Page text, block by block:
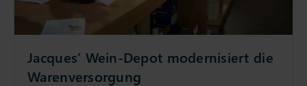
Jacques’ Wein-Depot modernisiert die
Warenversorgung